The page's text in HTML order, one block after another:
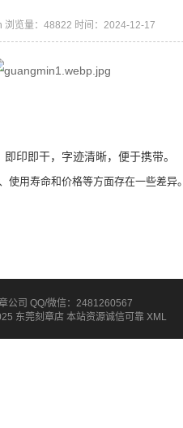
浏览量：48822 时间：2024-12-17
即印即干，字迹清晰，便于携带。
用寿命和价格等方面存在一些差异。
公司 QQ/微信：2481260567
东莞刻章店 本站资源诚信可靠 XML